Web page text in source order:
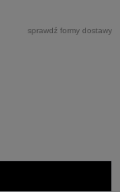
sprawdź formy dostawy